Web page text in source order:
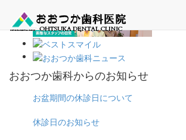
おおつか歯科からのお知らせ
お盆期間の休診日について
休診日のお知らせ